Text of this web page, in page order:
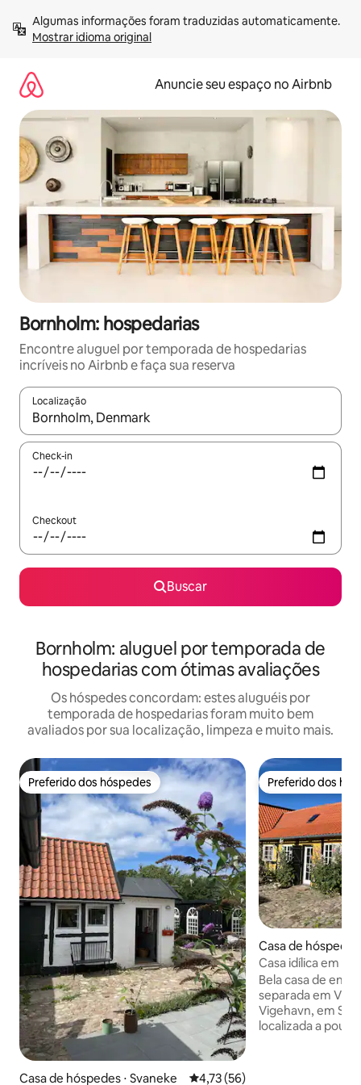
para
Mostrar idioma original
Anuncie seu espaço no Airbnb
Bornholm: hospedarias
Encontre aluguel por temporada de hospedarias
incríveis no Airbnb e faça sua reserva
Localização
Quando os resultados estiverem disponíveis, explore-os
Check-in
Checkout
Buscar
Bornholm: aluguel por temporada de
hospedarias com ótimas avaliações
Os hóspedes concordam: estes aluguéis por
temporada de hospedarias foram muito bem
avaliados por sua localização, limpeza e muito mais.
Preferido dos hóspedes
Preferido dos hóspedes
Casa de hóspedes ⋅ Svaneke 4,73 de uma avaliação média
4,73 (56)
Preferido dos
Preferido dos
Casa de hóspedes
e
Casa idílica em
Vigehavn
Bela casa de
separada em
Vigehavn, em
localizada a